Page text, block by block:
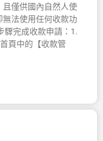
且僅供國內自然人使
法使用任何收款功
驟完成收款申請：1.
頁中的【收款管